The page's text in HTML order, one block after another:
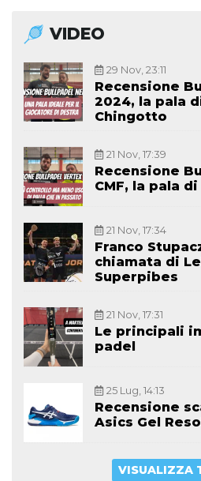
VIDEO
29 Nov, 23:11
Recensione
2024, la pala
Chingotto
21 Nov, 17:39
Recensione
CMF, la pala
21 Nov, 17:34
Franco
chiamata di
Superpibes
21 Nov, 17:31
Le principali
padel
25 Lug, 14:13
Recensione
Asics Gel
VISUALIZZA